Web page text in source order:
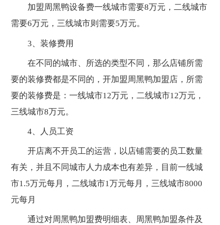
加盟周黑鸭设备费一线城市需要8万元，二线城市
需要6万元，三线城市则需要5万元。
3、装修费用
在不同的城市、所选的类型不同，那么店铺所需
要的装修费都是不同的，开加盟周黑鸭加盟店，所需
要的装修费是：一线城市12万元，二线城市12万元，
三线城市8万元。
4、人员工资
开店离不开员工的运营，以店铺需要的员工数量
有关，并且不同城市人力成本也有差异，目前一线城
市1.5万元每月，二线城市1万元每月，三线城市8000
元每月
通过对周黑鸭加盟费明细表、周黑鸭加盟条件及